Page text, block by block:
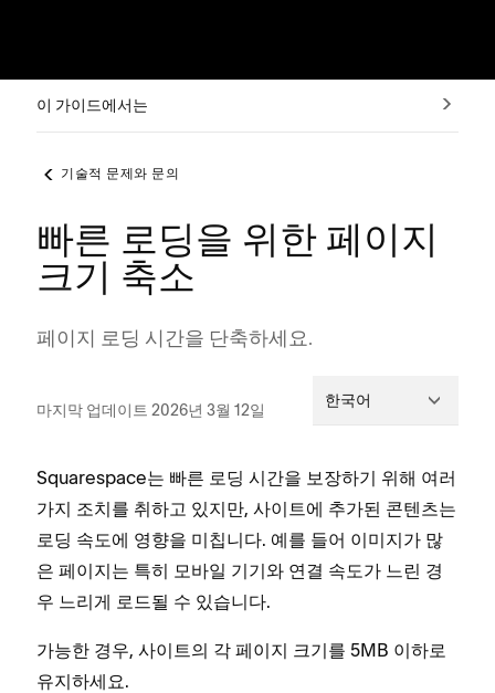
이 가이드에서는
기술적 문제와 문의
빠른 로딩을 위한 페이지
크기 축소
페이지 로딩 시간을 단축하세요.
마지막 업데이트 2026년 3월 12일 한국어
Squarespace는 빠른 로딩 시간을 보장하기 위해 여러
가지 조치를 취하고 있지만, 사이트에 추가된 콘텐츠는
로딩 속도에 영향을 미칩니다. 예를 들어 이미지가 많
은 페이지는 특히 모바일 기기와 연결 속도가 느린 경
우 느리게 로드될 수 있습니다.
가능한 경우, 사이트의 각 페이지 크기를 5MB 이하로
유지하세요.